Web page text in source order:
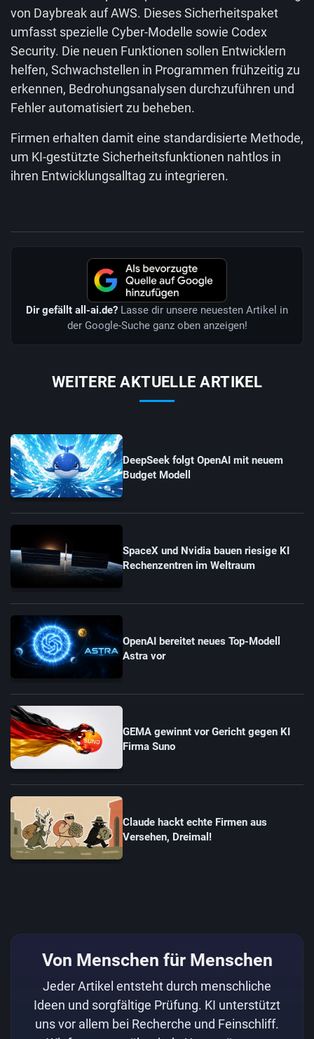
von Daybreak auf AWS. Dieses Sicherheitspaket
umfasst spezielle Cyber-Modelle sowie Codex
Security. Die neuen Funktionen sollen Entwicklern
helfen, Schwachstellen in Programmen frühzeitig zu
erkennen, Bedrohungsanalysen durchzuführen und
Fehler automatisiert zu beheben.
Firmen erhalten damit eine standardisierte Methode,
um KI-gestützte Sicherheitsfunktionen nahtlos in
ihren Entwicklungsalltag zu integrieren.
Dir gefällt all-ai.de? Lasse dir unsere neuesten Artikel in
der Google-Suche ganz oben anzeigen!
WEITERE AKTUELLE ARTIKEL
DeepSeek folgt OpenAI mit neuem
Budget Modell
SpaceX und Nvidia bauen riesige KI
Rechenzentren im Weltraum
OpenAI bereitet neues Top-Modell
Astra vor
GEMA gewinnt vor Gericht gegen KI
Firma Suno
Claude hackt echte Firmen aus
Versehen, Dreimal!
Von Menschen für Menschen
Jeder Artikel entsteht durch menschliche
Ideen und sorgfältige Prüfung. KI unterstützt
uns vor allem bei Recherche und Feinschliff.